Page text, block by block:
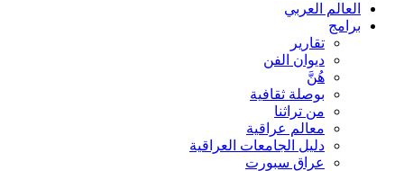
العالم العربي
برامج
تقارير
ديوان الفن
هُنَّ
بوصلة ثقافية
من تراثنا
معالم عراقية
دليل الجامعات العراقية
عراق سبورت